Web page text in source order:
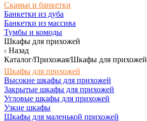
Скамьи и банкетки
Банкетки из дуба
Банкетки из массива
Тумбы и комоды
Шкафы для прихожей
Назад
Каталог/Прихожая/Шкафы для прихожей
Шкафы для прихожей
Высокие шкафы для прихожей
Закрытые шкафы для прихожей
Угловые шкафы для прихожей
Узкие шкафы
Шкафы для маленькой прихожей